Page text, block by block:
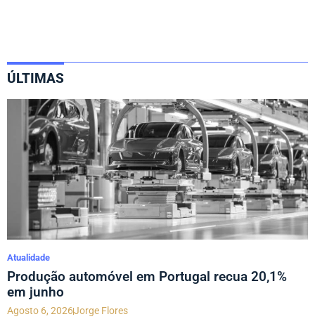
ÚLTIMAS
Atualidade
Produção automóvel em Portugal recua 20,1%
em junho
Agosto 6, 2026Jorge Flores